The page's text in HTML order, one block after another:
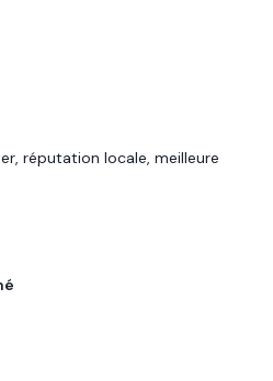
réputation locale, meilleure